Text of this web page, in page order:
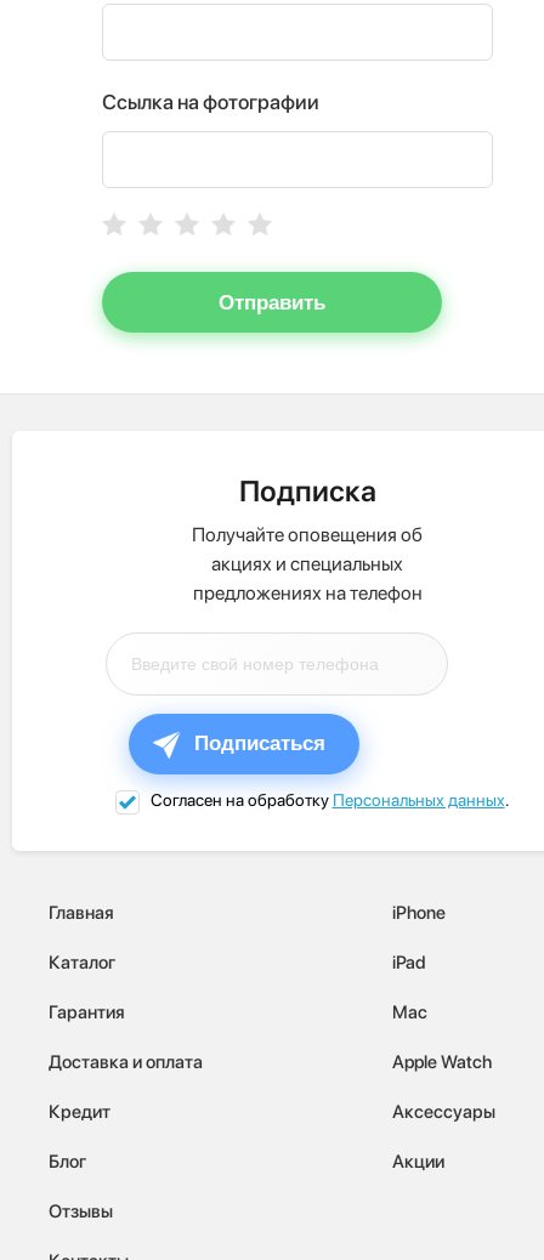
Ссылка на фотографии
Отправить
Подписка
Получайте оповещения об
акциях и специальных
предложениях на телефон
Подписаться
Согласен на обработку Персональных данных.
Главная
Каталог
Гарантия
Доставка и оплата
Кредит
Блог
Отзывы
iPhone
iPad
Mac
Apple Watch
Аксессуары
Акции